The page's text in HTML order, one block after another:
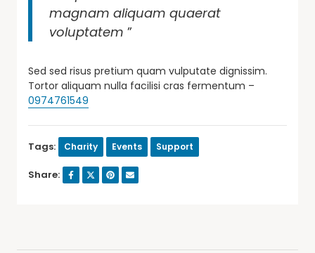
magnam aliquam quaerat
voluptatem ”
Sed sed risus pretium quam vulputate dignissim.
Tortor aliquam nulla facilisi cras fermentum –
0974761549
Tags: Charity Events Support
Share: